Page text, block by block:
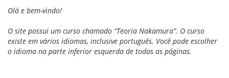
Olá e bem-vindo!
O site possui um curso chamado “Teoria Nakamura”. O curso
existe em vários idiomas, inclusive português. Você pode escolher
o idioma na parte inferior esquerda de todas as páginas.